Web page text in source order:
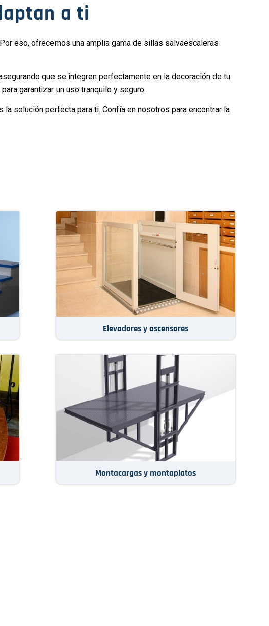
a ti
eso, ofrecemos una amplia gama de sillas salvaescaleras
que se integren perfectamente en la decoración de tu
garantizar un uso tranquilo y seguro.
solución perfecta para ti. Confía en nosotros para encontrar la
Elevadores y ascensores
Montacargas y montaplatos